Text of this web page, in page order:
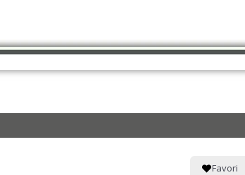
Favori